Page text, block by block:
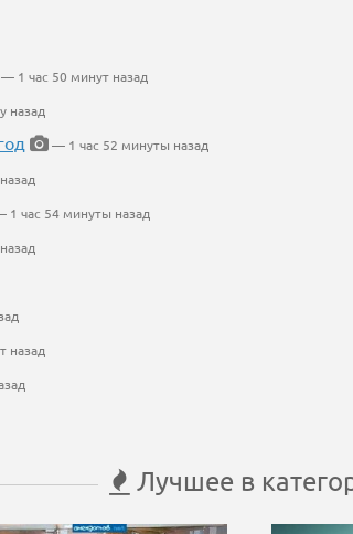
— 1 час 50 минут назад
назад
— 1 час 52 минуты назад
1 час 54 минуты назад
назад
Лучшее в